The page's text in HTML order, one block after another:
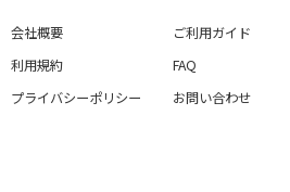
会社概要
利用規約
プライバシーポリシー
ご利用ガイド
FAQ
お問い合わせ